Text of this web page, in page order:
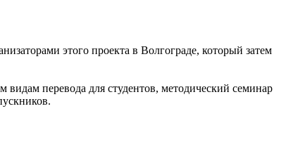
этого проекта в Волгограде, который затем
перевода для студентов, методический семинар